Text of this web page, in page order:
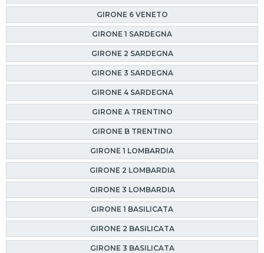
GIRONE 6 VENETO
GIRONE 1 SARDEGNA
GIRONE 2 SARDEGNA
GIRONE 3 SARDEGNA
GIRONE 4 SARDEGNA
GIRONE A TRENTINO
GIRONE B TRENTINO
GIRONE 1 LOMBARDIA
GIRONE 2 LOMBARDIA
GIRONE 3 LOMBARDIA
GIRONE 1 BASILICATA
GIRONE 2 BASILICATA
GIRONE 3 BASILICATA